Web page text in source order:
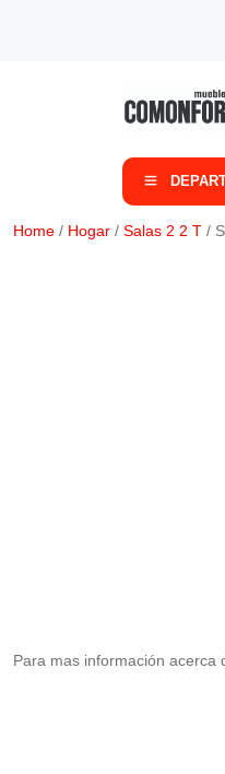
Home / Hogar / Salas 2 2 T /
Para mas información acerca